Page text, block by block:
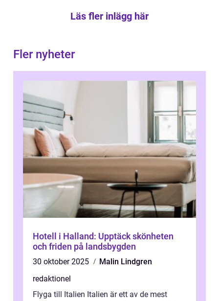
Läs fler inlägg här
Fler nyheter
Hotell i Halland: Upptäck skönheten
och friden på landsbygden
30 oktober 2025
Malin Lindgren
redaktionel
Flyga till Italien Italien är ett av de mest